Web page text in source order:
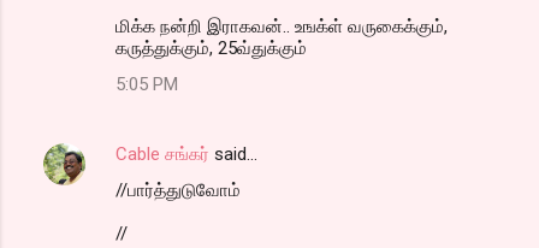
மிக்க நன்றி இராகவன்.. உஙக்ள் வருகைக்கும்,
கருத்துக்கும், 25வ்துக்கும்
5:05 PM
Cable சங்கர் said…
//பார்த்துடுவோம்
//